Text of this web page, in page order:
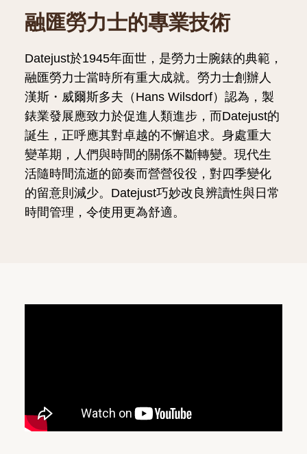
融匯勞力士的專業技術
Datejust於1945年面世，是勞力士腕錶的典範，
融匯勞力士當時所有重大成就。勞力士創辦人
漢斯・威爾斯多夫（Hans Wilsdorf）認為，製
錶業發展應致力於促進人類進步，而Datejust的
誕生，正呼應其對卓越的不懈追求。身處重大
變革期，人們與時間的關係不斷轉變。現代生
活隨時間流逝的節奏而營營役役，對四季變化
的留意則減少。Datejust巧妙改良辨讀性與日常
時間管理，令使用更為舒適。